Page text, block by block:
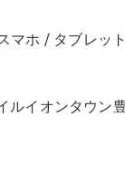
マホ / タブレッ
ルイオンタウン